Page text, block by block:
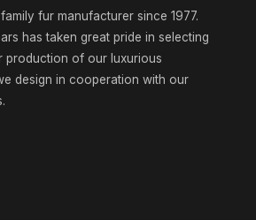
fur manufacturer since 1977.
has taken great pride in selecting
production of our luxurious
design in cooperation with our